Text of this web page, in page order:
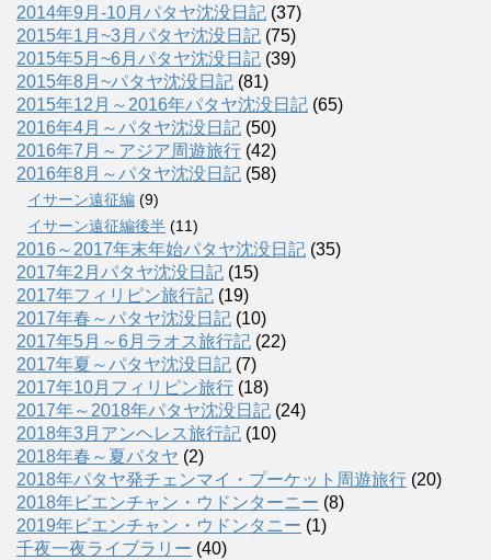
2014年9月-10月パタヤ沈没日記 (37)
2015年1月~3月パタヤ沈没日記 (75)
2015年5月~6月パタヤ沈没日記 (39)
2015年8月~パタヤ沈没日記 (81)
2015年12月～2016年パタヤ沈没日記 (65)
2016年4月～パタヤ沈没日記 (50)
2016年7月～アジア周遊旅行 (42)
2016年8月～パタヤ沈没日記 (58)
イサーン遠征編 (9)
イサーン遠征編後半 (11)
2016～2017年末年始パタヤ沈没日記 (35)
2017年2月パタヤ沈没日記 (15)
2017年フィリピン旅行記 (19)
2017年春～パタヤ沈没日記 (10)
2017年5月～6月ラオス旅行記 (22)
2017年夏～パタヤ沈没日記 (7)
2017年10月フィリピン旅行 (18)
2017年～2018年パタヤ沈没日記 (24)
2018年3月アンヘレス旅行記 (10)
2018年春～夏パタヤ (2)
2018年パタヤ発チェンマイ・プーケット周遊旅行 (20)
2018年ビエンチャン・ウドンターニー (8)
2019年ビエンチャン・ウドンタニー (1)
千夜一夜ライブラリー (40)